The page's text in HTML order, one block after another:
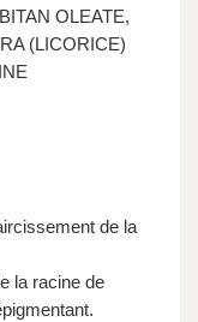
OLEATE,
(LICORICE)
de la
la racine de